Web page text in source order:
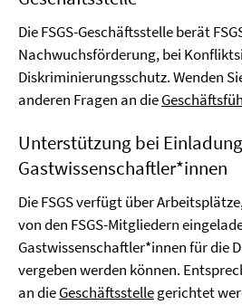
Die FSGS-Geschäftsstelle berät
Nachwuchsförderung, bei
Diskriminierungsschutz. Wenden
anderen Fragen an die
Unterstützung bei
Gastwissenschaftler*innen
Die FSGS verfügt über
von den FSGS-Mitgliedern
Gastwissenschaftler*innen für die
vergeben werden können.
an dieGeschäftsstellegerichtet